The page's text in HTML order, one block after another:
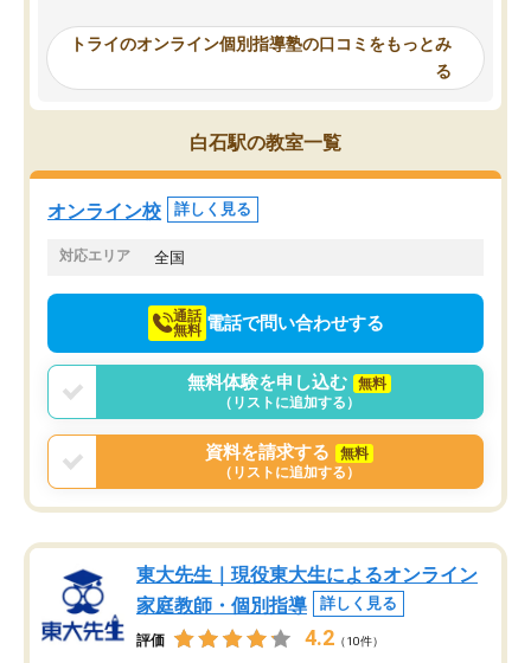
ったんですが、学生の先生から学ぶこ
み、徐々に成績が上がったらいいなと
思っていました。何が今足りないのか
を的確に指導いただき、子どももびっ
くりするほど楽しんでやる気を持って
塾を受けています。狙い通り、少しず
つ成績も上がり、苦手意識も無くなっ
てきたので、さらに苦手な数学も追加
でお願いしました。来年の高校受験に
らないところをピンポイ
頂いて、とてもわかり
していました。一生を
スト、多少お金がかかっ
トライのオンライン個別指導塾の口コミをもっとみ
る
白石駅の教室一覧
オンライン校 詳しく見る
対応エリア 全国
通話
無料 電話で問い合わせする
無料体験を申し込む
無料
（リストに追加する）
資料を請求する
無料
（リストに追加する）
東大先生｜現役東大生によるオンライン
家庭教師・個別指導
詳しく見る
評価 4.2 （10件）